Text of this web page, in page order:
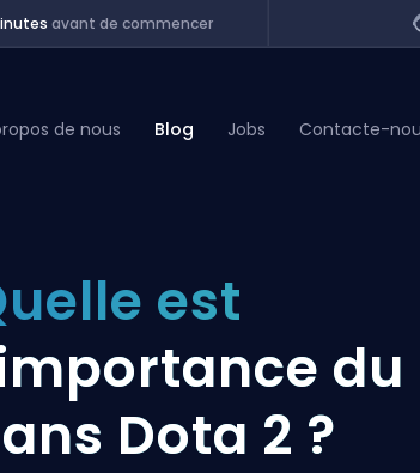
avant de commencer
de nous Blog Jobs Contacte-
est
du
Dota 2 ?